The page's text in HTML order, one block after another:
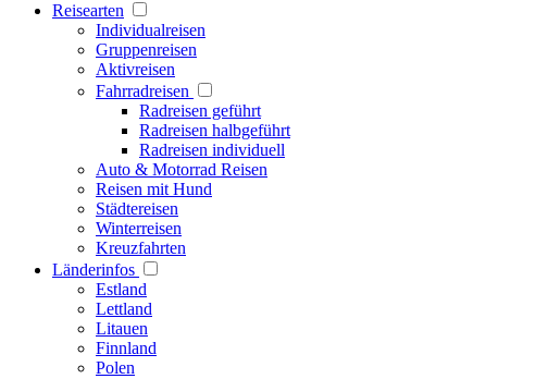
Reisearten
Individualreisen
Gruppenreisen
Aktivreisen
Fahrradreisen
Radreisen geführt
Radreisen halbgeführt
Radreisen individuell
Auto & Motorrad Reisen
Reisen mit Hund
Städtereisen
Winterreisen
Kreuzfahrten
Länderinfos
Estland
Lettland
Litauen
Finnland
Polen